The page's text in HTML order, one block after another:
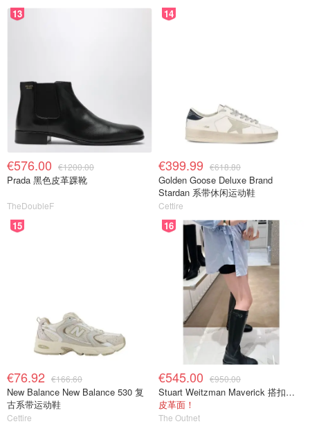
13
€576.00 €1200.00
Prada 黑色皮革踝靴
TheDoubleF
14
€399.99 €618.80
Golden Goose Deluxe Brand
Stardan 系带休闲运动鞋
Cettire
15
€76.92 €166.60
New Balance New Balance 530 复
古系带运动鞋
Cettire
16
€545.00 €950.00
Stuart Weitzman Maverick 搭扣皮革长靴
皮革面！
The Outnet